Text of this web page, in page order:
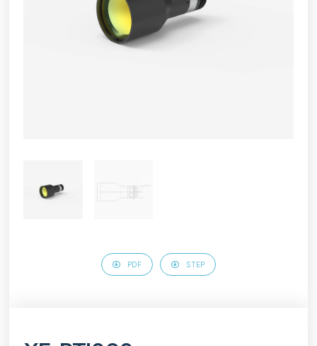
PDF STEP